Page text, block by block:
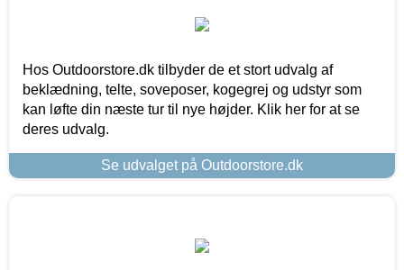
Hos Outdoorstore.dk tilbyder de et stort udvalg af
beklædning, telte, soveposer, kogegrej og udstyr som
kan løfte din næste tur til nye højder. Klik her for at se
deres udvalg.
Se udvalget på Outdoorstore.dk